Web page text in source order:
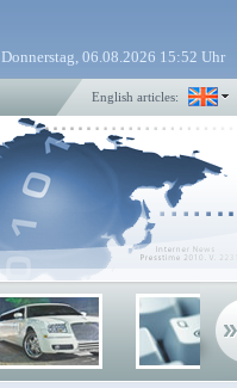
Donnerstag, 06.08.2026 15:52 Uhr
English articles: